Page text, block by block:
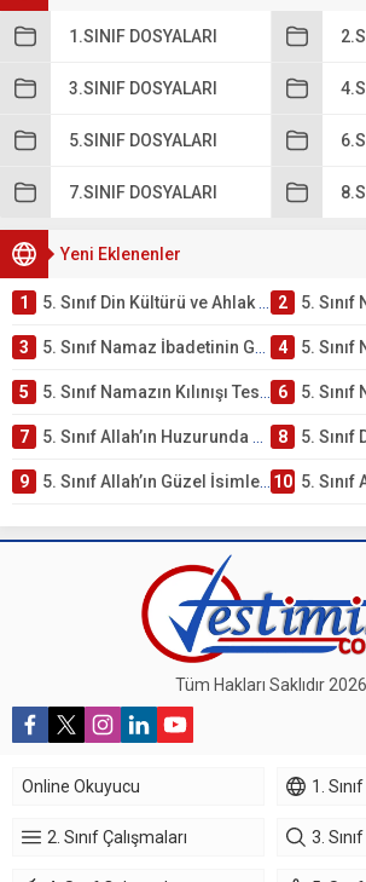
1.SINIF DOSYALARI
3.SINIF DOSYALARI
5.SINIF DOSYALARI
7.SINIF DOSYALARI
Yeni Eklenenler
1 5. Sınıf Din Kültürü ve Ahlak Bilgisi 2. Ünite: Namaz İbadeti Çalışmaları 2 5. Sınıf
3 5. Sınıf Namaz İbadetinin Getirdiği Faydalar Testi 4 5. Sınıf
5 5. Sınıf Namazın Kılınışı Testi – Online Çöz 6 5. Sınıf
7 5. Sınıf Allah’ın Huzurunda Olmak – Namaz İbadeti Testi 8 5. Sınıf Din
9 5. Sınıf Allah’ın Güzel İsimleri Testi – Online Çöz 10 5. Sınıf
Tüm Hakları Saklıdır 2026
Online Okuyucu 1.
2. Sınıf Çalışmaları 3.